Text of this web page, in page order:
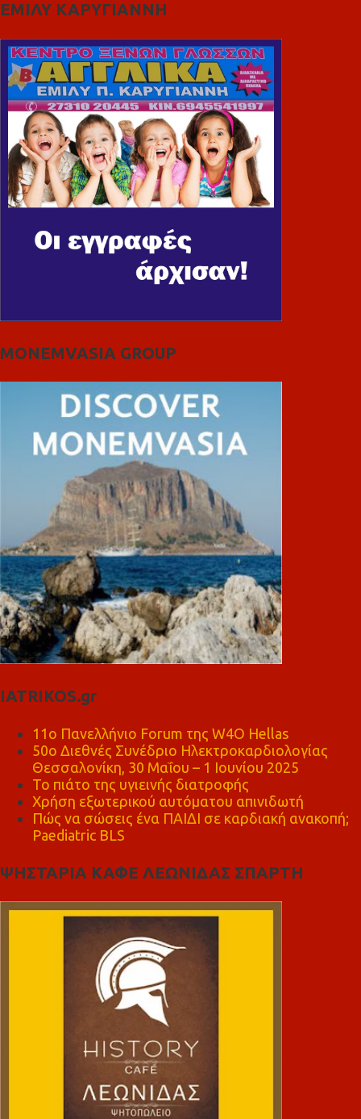
ΕΜΙΛΥ ΚΑΡΥΓΙΑΝΝΗ
MONEMVASIA GROUP
IATRIKOS.gr
11ο Πανελλήνιο Forum της W4O Hellas
50ο Διεθνές Συνέδριο Ηλεκτροκαρδιολογίας
Θεσσαλονίκη, 30 Μαΐου – 1 Ιουνίου 2025
Το πιάτο της υγιεινής διατροφής
Χρήση εξωτερικού αυτόματου απινιδωτή
Πώς να σώσεις ένα ΠΑΙΔΙ σε καρδιακή ανακοπή;
Paediatric BLS
ΨΗΣΤΑΡΙΑ ΚΑΦΕ ΛΕΩΝΙΔΑΣ ΣΠΑΡΤΗ